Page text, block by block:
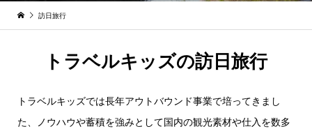
訪日旅行
トラベルキッズの訪日旅行
トラベルキッズでは長年アウトバウンド事業で培ってきまし
た、ノウハウや蓄積を強みとして国内の観光素材や仕入を数多